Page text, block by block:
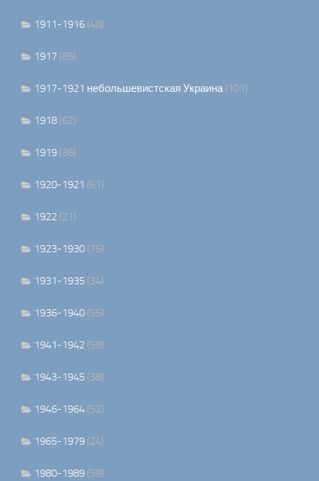
1911-1916 (40)
1917 (85)
1917-1921 небольшевистская Украина(101)
1918 (62)
1919 (36)
1920-1921 (61)
1922 (21)
1923-1930 (75)
1931-1935 (34)
1936-1940 (55)
1941-1942 (59)
1943-1945 (38)
1946-1964 (52)
1965-1979 (24)
1980-1989 (59)